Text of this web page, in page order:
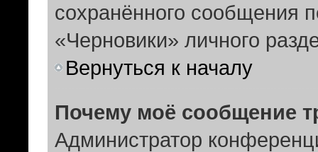
сохранённого сообщения
«Черновики» личного
Вернуться к началу
Почему моё сообщение
Администратор